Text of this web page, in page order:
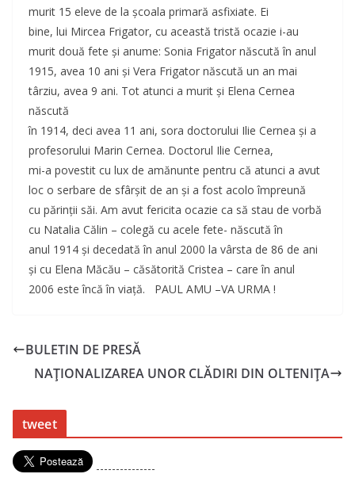
murit 15 eleve de la şcoala primară asfixiate. Ei
bine, lui Mircea Frigator, cu această tristă ocazie i-au
murit două fete şi anume: Sonia Frigator născută în anul
1915, avea 10 ani şi Vera Frigator născută un an mai
târziu, avea 9 ani. Tot atunci a murit şi Elena Cernea
născută
în 1914, deci avea 11 ani, sora doctorului Ilie Cernea şi a
profesorului Marin Cernea. Doctorul Ilie Cernea,
mi-a povestit cu lux de amănunte pentru că atunci a avut
loc o serbare de sfârşit de an şi a fost acolo împreună
cu părinţii săi. Am avut fericita ocazie ca să stau de vorbă
cu Natalia Călin – colegă cu acele fete- născută în
anul 1914 şi decedată în anul 2000 la vârsta de 86 de ani
şi cu Elena Măcău – căsătorită Cristea – care în anul
2006 este încă în viaţă. PAUL AMU –VA URMA !
BULETIN DE PRESĂ
NAŢIONALIZAREA UNOR CLĂDIRI DIN OLTENIŢA
tweet
---------------